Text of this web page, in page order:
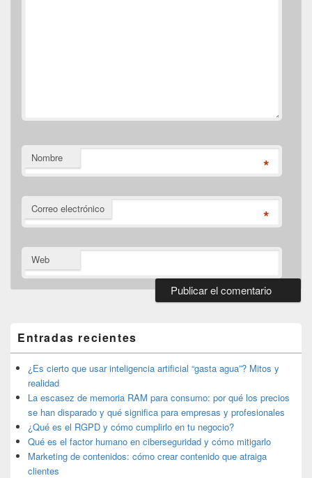
Nombre *
Correo electrónico *
Web
widget
barra
lateral
primaria
Entradas recientes
¿Es cierto que usar inteligencia artificial “gasta agua”? Mitos y
realidad
La escasez de memoria RAM para consumo: por qué los precios
se han disparado y qué significa para empresas y profesionales
¿Qué es el RGPD y cómo cumplirlo en tu negocio?
Qué es el factor humano en ciberseguridad y cómo mitigarlo
Marketing de contenidos: cómo crear contenido que atraiga
clientes